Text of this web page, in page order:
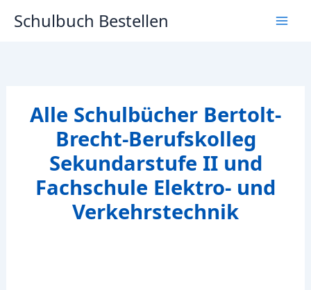
InhaltSchulbuch Bestellen
Alle Schulbücher Bertolt-
Brecht-Berufskolleg
Sekundarstufe II und
Fachschule Elektro- und
Verkehrstechnik